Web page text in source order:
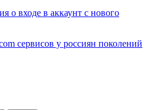
о входе в аккаунт с нового
сервисов у россиян поколений